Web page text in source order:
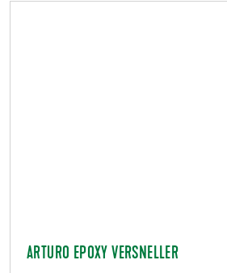
ARTURO EPOXY VERSNELLER